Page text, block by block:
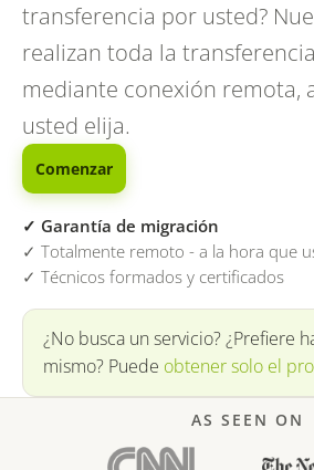
transferencia por usted?
realizan toda la
mediante conexión remota,
usted elija.
Comenzar
✓ Garantía de migración
✓ Totalmente remoto - a la hora que
✓ Técnicos formados y certificados
¿No busca un servicio? ¿Prefiere
mismo? Puede obtener solo el
AS SEEN ON